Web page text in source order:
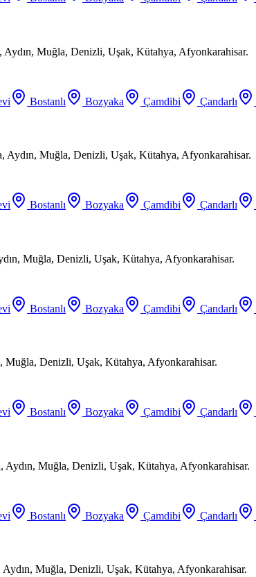
Muğla, Denizli, Uşak, Kütahya, Afyonkarahisar.
Bostanlı Bozyaka Çamdibi Çandarlı
Aydın, Muğla, Denizli, Uşak, Kütahya, Afyonkarahisar.
Bostanlı Bozyaka Çamdibi Çandarlı
Muğla, Denizli, Uşak, Kütahya, Afyonkarahisar.
Bostanlı Bozyaka Çamdibi Çandarlı
Denizli, Uşak, Kütahya, Afyonkarahisar.
Bostanlı Bozyaka Çamdibi Çandarlı
Muğla, Denizli, Uşak, Kütahya, Afyonkarahisar.
Bostanlı Bozyaka Çamdibi Çandarlı
Muğla, Denizli, Uşak, Kütahya, Afyonkarahisar.